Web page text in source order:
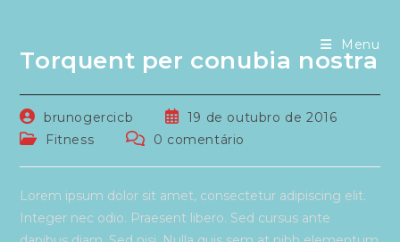
Menu
Torquent per conubia nostra
Autor
do
post:
brunogercicb
Post
publicado:
19 de outubro de 2016
Categoria
post:
Fitness
Comentários
post:
0 comentário
Lorem ipsum dolor sit amet, consectetur adipiscing elit.
Integer nec odio. Praesent libero. Sed cursus ante